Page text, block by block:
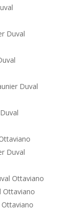
Duval
Duval
Duval
Ottaviano
Ottaviano
Ottaviano